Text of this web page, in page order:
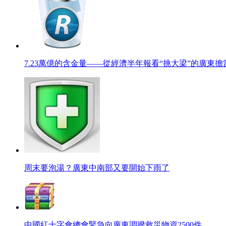
7.23萬億的含金量——從經濟半年報看“挑大梁”的廣東擔
周末要泡湯？廣東中南部又要開始下雨了